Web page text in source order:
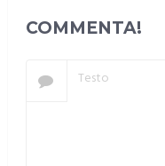
COMMENTA!